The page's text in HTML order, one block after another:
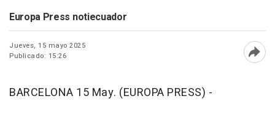
Europa Press notiecuador
Jueves, 15 mayo 2025
Publicado: 15:26
BARCELONA 15 May. (EUROPA PRESS) -